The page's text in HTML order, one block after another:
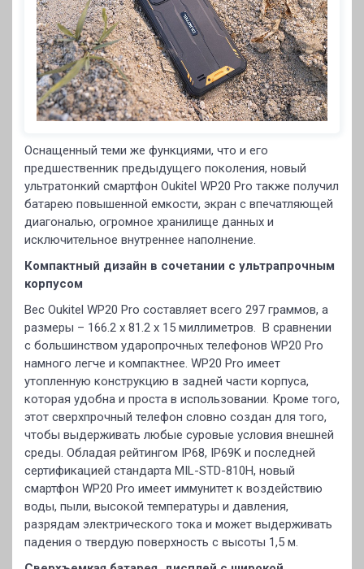
Оснащенный теми же функциями, что и его
предшественник предыдущего поколения, новый
ультратонкий смартфон Oukitel WP20 Pro также получил
батарею повышенной емкости, экран с впечатляющей
диагональю, огромное хранилище данных и
исключительное внутреннее наполнение.
Компактный дизайн в сочетании с ультрапрочным
корпусом
Вес Oukitel WP20 Pro составляет всего 297 граммов, а
размеры – 166.2 х 81.2 х 15 миллиметров. В сравнении
с большинством ударопрочных телефонов WP20 Pro
намного легче и компактнее. WP20 Pro имеет
утопленную конструкцию в задней части корпуса,
которая удобна и проста в использовании. Кроме того,
этот сверхпрочный телефон словно создан для того,
чтобы выдерживать любые суровые условия внешней
среды. Обладая рейтингом IP68, IP69K и последней
сертификацией стандарта MIL-STD-810H, новый
смартфон WP20 Pro имеет иммунитет к воздействию
воды, пыли, высокой температуры и давления,
разрядам электрического тока и может выдерживать
падения о твердую поверхность с высоты 1,5 м.